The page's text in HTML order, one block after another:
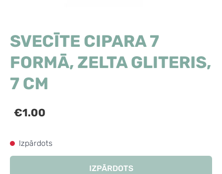
SVECĪTE CIPARA 7
FORMĀ, ZELTA GLITERIS,
7 CM
€1.00
Izpārdots
IZPĀRDOTS